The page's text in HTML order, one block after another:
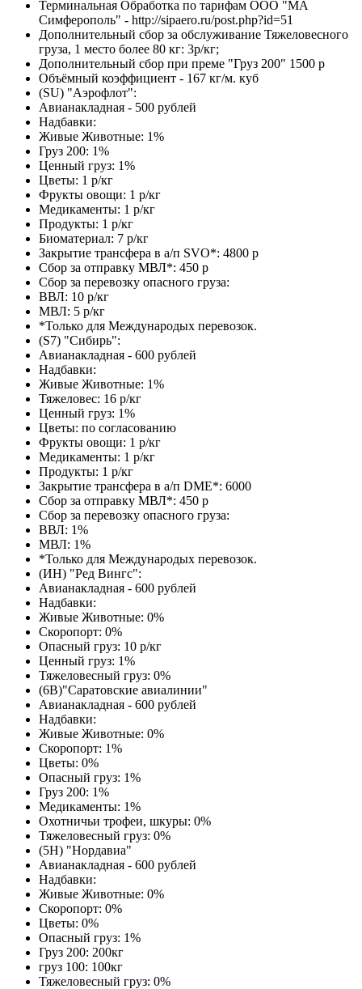
Терминальная Обработка по тарифам ООО "МА
Симферополь" - http://sipaero.ru/post.php?id=51
Дополнительный сбор за обслуживание Тяжеловесного
груза, 1 место более 80 кг: 3р/кг;
Дополнительный сбор при преме "Груз 200" 1500 р
Объёмный коэффициент - 167 кг/м. куб
(SU) "Аэрофлот":
Авианакладная - 500 рублей
Надбавки:
Живые Животные: 1%
Груз 200: 1%
Ценный груз: 1%
Цветы: 1 р/кг
Фрукты овощи: 1 р/кг
Медикаменты: 1 р/кг
Продукты: 1 р/кг
Биоматериал: 7 р/кг
Закрытие трансфера в а/п SVO*: 4800 р
Сбор за отправку МВЛ*: 450 р
Сбор за перевозку опасного груза:
ВВЛ: 10 р/кг
МВЛ: 5 р/кг
*Только для Международых перевозок.
(S7) "Сибирь":
Авианакладная - 600 рублей
Надбавки:
Живые Животные: 1%
Тяжеловес: 16 р/кг
Ценный груз: 1%
Цветы: по согласованию
Фрукты овощи: 1 р/кг
Медикаменты: 1 р/кг
Продукты: 1 р/кг
Закрытие трансфера в а/п DME*: 6000
Сбор за отправку МВЛ*: 450 р
Сбор за перевозку опасного груза:
ВВЛ: 1%
МВЛ: 1%
*Только для Международых перевозок.
(ИН) "Ред Вингс":
Авианакладная - 600 рублей
Надбавки:
Живые Животные: 0%
Скоропорт: 0%
Опасный груз: 10 р/кг
Ценный груз: 1%
Тяжеловесный груз: 0%
(6В)"Саратовские авиалинии"
Авианакладная - 600 рублей
Надбавки:
Живые Животные: 0%
Скоропорт: 1%
Цветы: 0%
Опасный груз: 1%
Груз 200: 1%
Медикаменты: 1%
Охотничьи трофеи, шкуры: 0%
Тяжеловесный груз: 0%
(5Н) "Нордавиа"
Авианакладная - 600 рублей
Надбавки:
Живые Животные: 0%
Скоропорт: 0%
Цветы: 0%
Опасный груз: 1%
Груз 200: 200кг
груз 100: 100кг
Тяжеловесный груз: 0%